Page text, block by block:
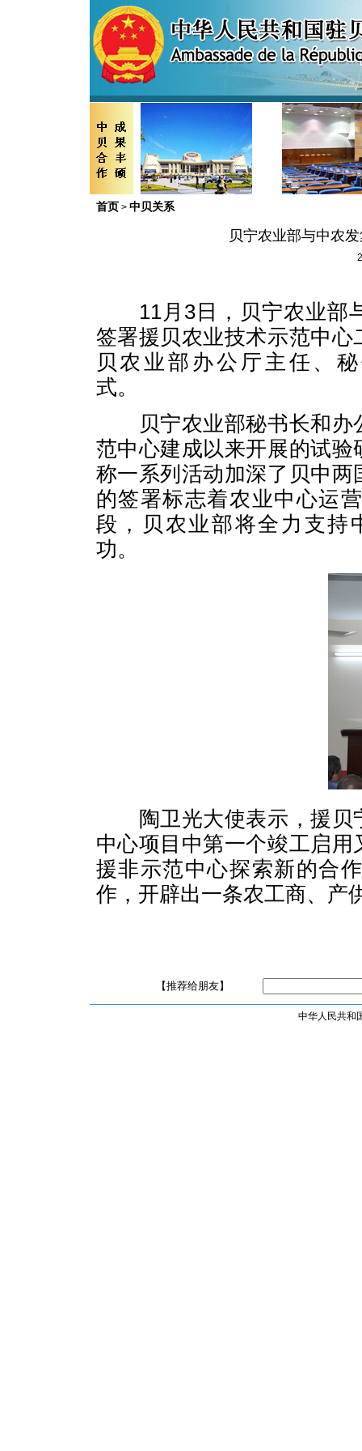
首页 > 中贝关系
贝宁农业部与中农
11月 3日，贝宁农业部
签署援贝农业技术示范中
贝农业部办公厅主任、
式。
贝宁农业部秘书长和
范中心建成以来开展的试
称一系列活动加深了贝中
的签署标志着农业中心运
段，贝农业部将全力支持
功。
陶卫光大使表示，援
中心项目中第一个竣工启
援非示范中心探索新的合
作，开辟出一条农工商、产
【推荐给朋友】
中华人民共和